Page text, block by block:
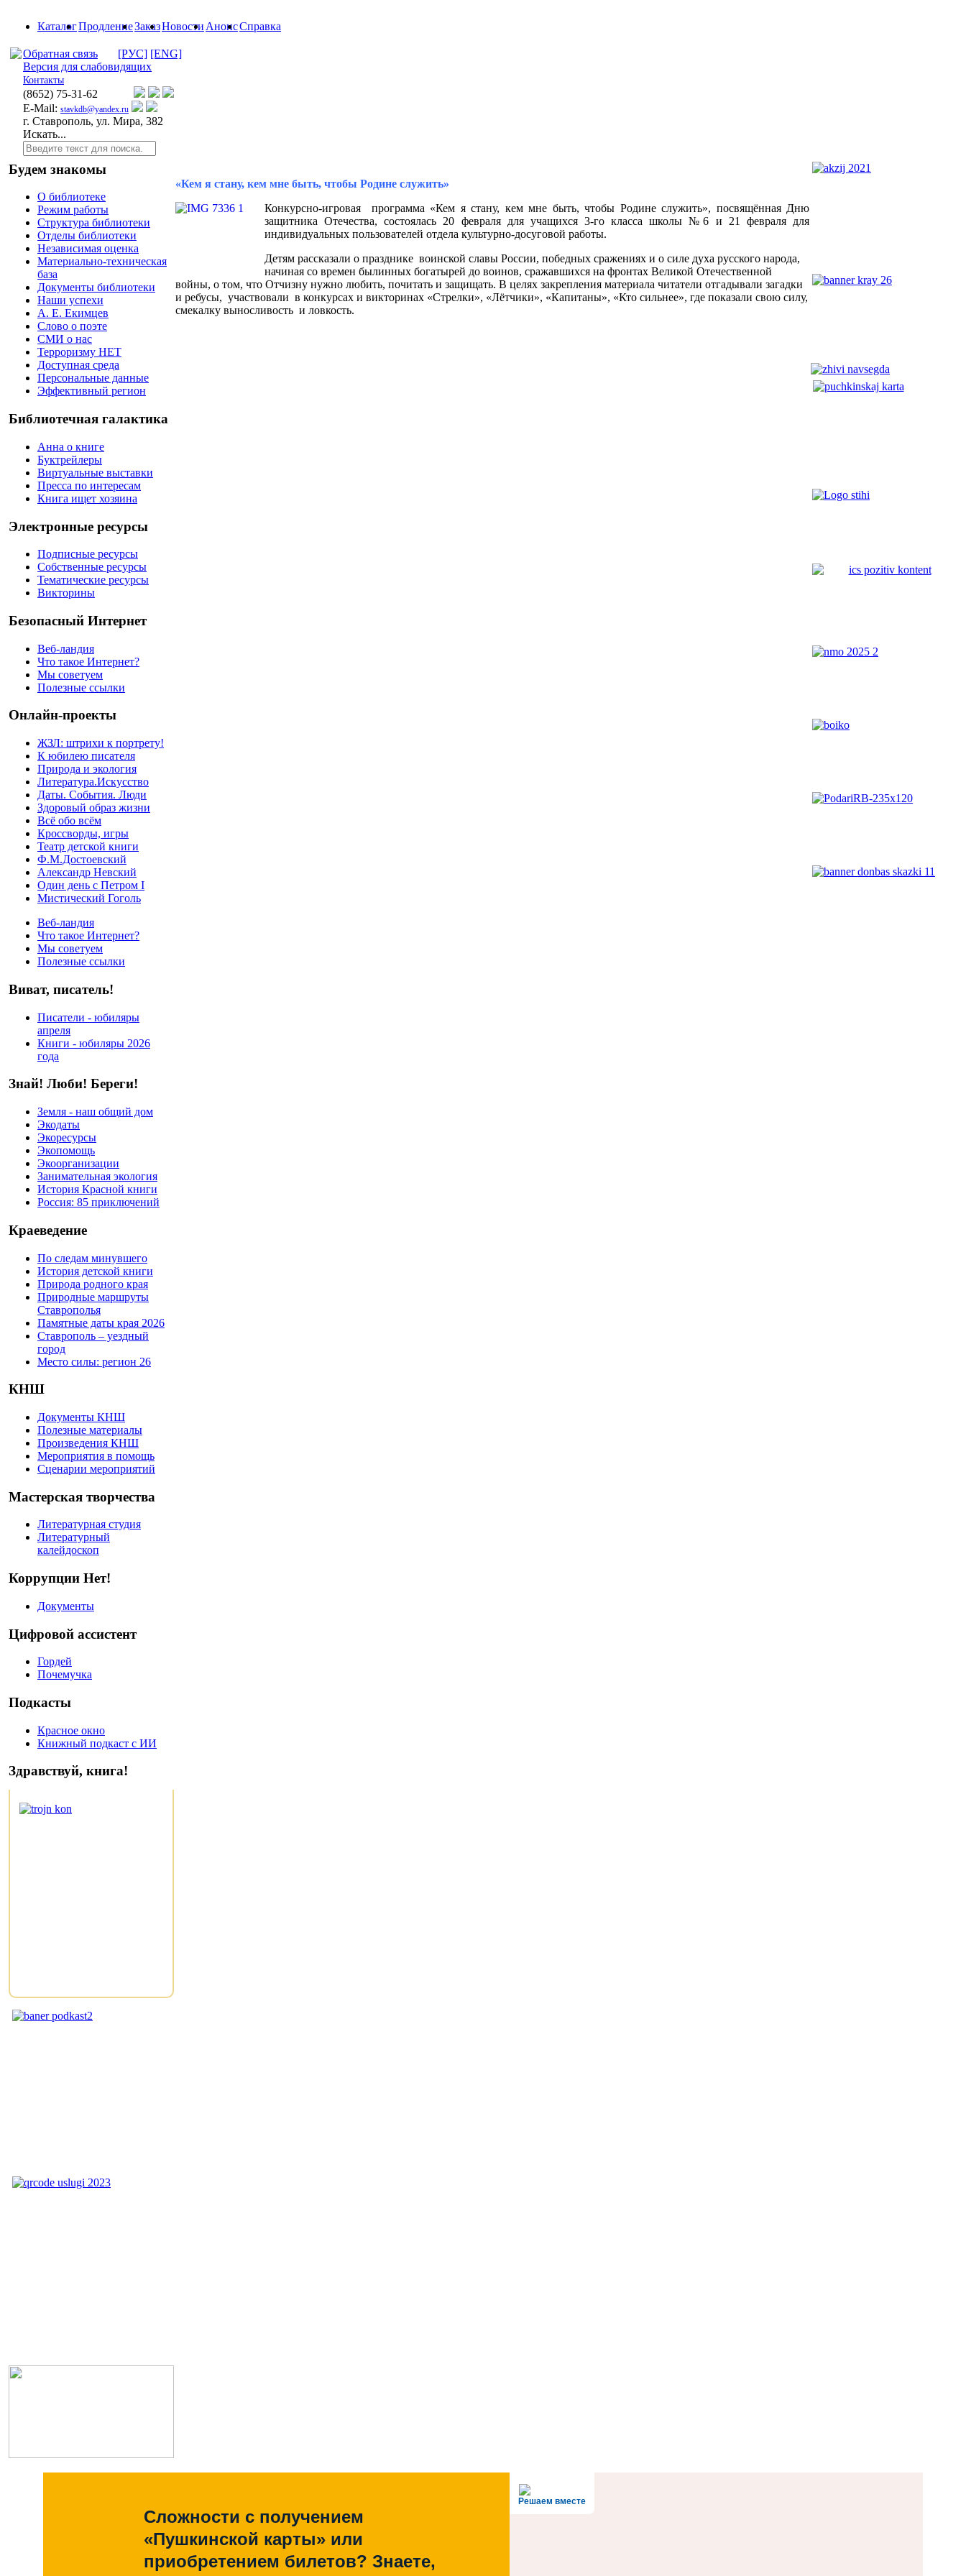
КаталогПродлениеЗаказНовости АнонсСправка
Обратная связь [РУС] [ENG]
Версия для слабовидящих
Контакты
(8652) 75-31-62
E-Mail: stavkdb@yandex.ru
г. Ставрополь, ул. Мира, 382
Искать...
Будем знакомы
О библиотеке
Режим работы
Структура библиотеки
Отделы библиотеки
Независимая оценка
Материально-техническая
база
Документы библиотеки
Наши успехи
А. Е. Екимцев
Слово о поэте
СМИ о нас
Терроризму НЕТ
Доступная среда
Персональные данные
Эффективный регион
Библиотечная галактика
Анна о книге
Буктрейлеры
Виртуальные выставки
Пресса по интересам
Книга ищет хозяина
Электронные ресурсы
Подписные ресурсы
Собственные ресурсы
Тематические ресурсы
Викторины
Безопасный Интернет
Веб-ландия
Что такое Интернет?
Мы советуем
Полезные ссылки
Онлайн-проекты
ЖЗЛ: штрихи к портрету!
К юбилею писателя
Природа и экология
Литература.Искусство
Даты. События. Люди
Здоровый образ жизни
Всё обо всём
Кроссворды, игры
Театр детской книги
Ф.М.Достоевский
Александр Невский
Один день с Петром I
Мистический Гоголь
Веб-ландия
Что такое Интернет?
Мы советуем
Полезные ссылки
Виват, писатель!
Писатели - юбиляры
апреля
Книги - юбиляры 2026
года
Знай! Люби! Береги!
Земля - наш общий дом
Экодаты
Экоресурсы
Экопомощь
Экоорганизации
Занимательная экология
История Красной книги
Россия: 85 приключений
Краеведение
По следам минувшего
История детской книги
Природа родного края
Природные маршруты
Ставрополья
Памятные даты края 2026
Ставрополь – уездный
город
Место силы: регион 26
КНШ
Документы КНШ
Полезные материалы
Произведения КНШ
Мероприятия в помощь
Сценарии мероприятий
Мастерская творчества
Литературная студия
Литературный
калейдоскоп
Коррупции Нет!
Документы
Цифровой ассистент
Гордей
Почемучка
Подкасты
Красное окно
Книжный подкаст с ИИ
Здравствуй, книга!
«Кем я стану, кем мне быть, чтобы Родине служить»
Конкурсно-игровая программа «Кем я стану, кем мне быть, чтобы Родине служить», посвящённая Дню
защитника Отечества, состоялась 20 февраля для учащихся 3-го класса школы №6 и 21 февраля для
индивидуальных пользователей отдела культурно-досуговой работы.
Детям рассказали о празднике воинской славы России, победных сражениях и о силе духа русского народа,
начиная со времен былинных богатырей до воинов, сражавшихся на фронтах Великой Отечественной
войны, о том, что Отчизну нужно любить, почитать и защищать. В целях закрепления материала читатели отгадывали загадки
и ребусы, участвовали в конкурсах и викторинах «Стрелки», «Лётчики», «Капитаны», «Кто сильнее», где показали свою силу,
смекалку выносливость и ловкость.
Решаем вместе
Сложности с получением
«Пушкинской карты» или
приобретением билетов? Знаете,